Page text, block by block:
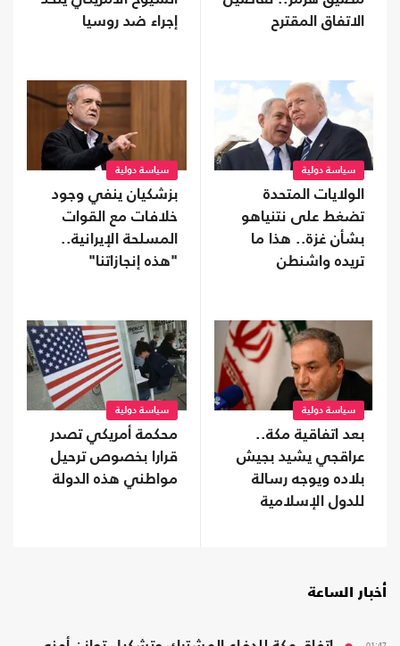
الاتفاق المقترح
إجراء ضد روسيا
سياسة دولية
الولايات المتحدة
تضغط على نتنياهو
بشأن غزة.. هذا ما
تريده واشنطن
سياسة دولية
بزشكيان ينفي وجود
خلافات مع القوات
المسلحة الإيرانية..
"هذه إنجازاتنا"
سياسة دولية
بعد اتفاقية مكة..
عراقجي يشيد بجيش
بلاده ويوجه رسالة
للدول الإسلامية
سياسة دولية
محكمة أمريكي تصدر
قرارا بخصوص ترحيل
مواطني هذه الدولة
أخبار الساعة